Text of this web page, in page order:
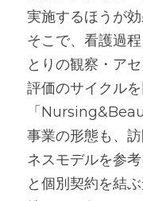
実施するほうが
そこで、看護過
とりの観察・ア
評価のサイクルを
「
事業の形態も、
ネスモデルを参
と個別契約を結